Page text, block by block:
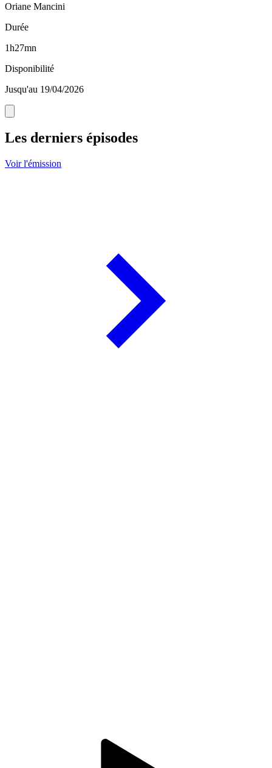
Oriane Mancini
Durée
1h27mn
Disponibilité
Jusqu'au 19/04/2026
Les derniers épisodes
Voir l'émission